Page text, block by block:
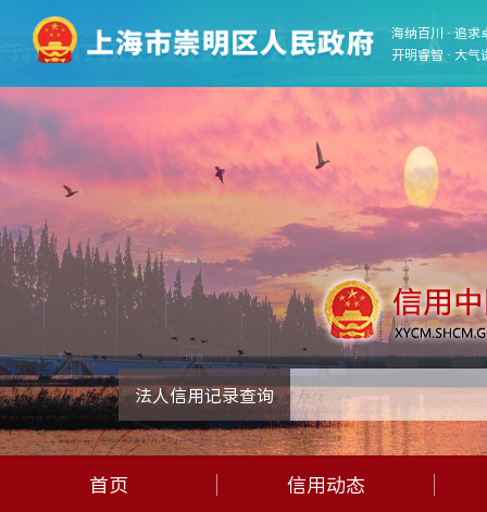
法人信用记录查询
首页
信用动态
海纳百川 · 追求
开明睿智 · 大气